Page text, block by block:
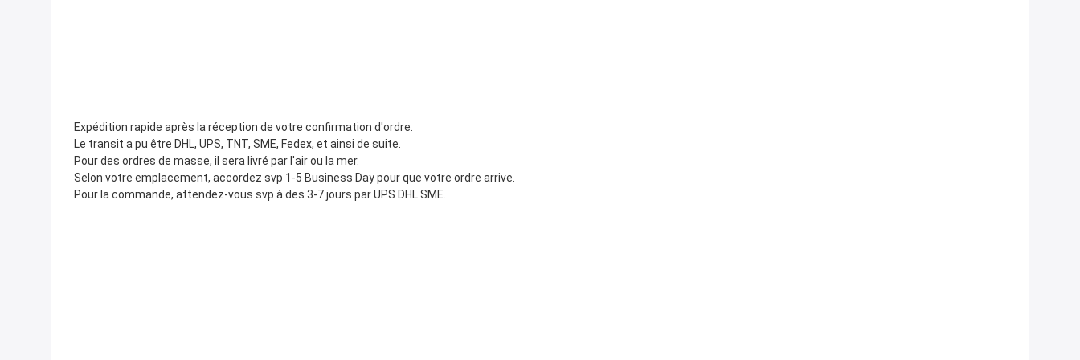
Expédition rapide après la réception de votre confirmation d'ordre.
Le transit a pu être DHL, UPS, TNT, SME, Fedex, et ainsi de suite.
Pour des ordres de masse, il sera livré par l'air ou la mer.
Selon votre emplacement, accordez svp 1-5 Business Day pour que votre ordre arrive.
Pour la commande, attendez-vous svp à des 3-7 jours par UPS DHL SME.